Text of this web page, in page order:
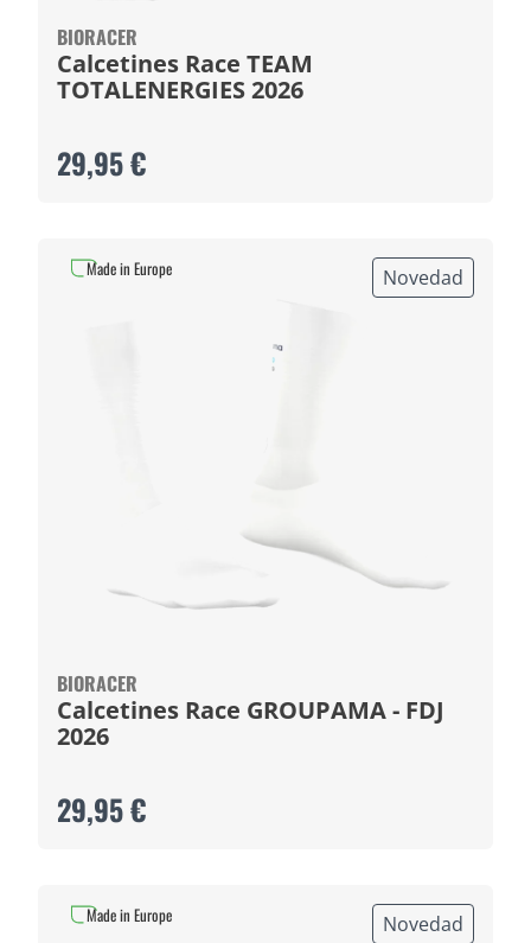
BIORACER
Calcetines Race TEAM
TOTALENERGIES 2026
29,95 €
Novedad
BIORACER
Calcetines Race GROUPAMA - FDJ
2026
29,95 €
Made in Europe
Novedad
Made in Europe